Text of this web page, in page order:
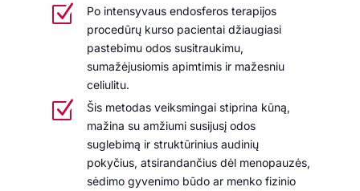
Z
Po intensyvaus endosferos terapijos
procedūrų kurso pacientai džiaugiasi
pastebimu odos susitraukimu,
sumažėjusiomis apimtimis ir mažesniu
celiulitu.
Z
Šis metodas veiksmingai stiprina kūną,
mažina su amžiumi susijusį odos
suglebimą ir struktūrinius audinių
pokyčius, atsirandančius dėl menopauzės,
sėdimo gyvenimo būdo ar menko fizinio